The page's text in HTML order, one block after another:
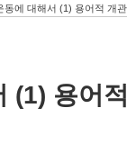
동에 대해서 (1) 용어적 개관
(1) 용어